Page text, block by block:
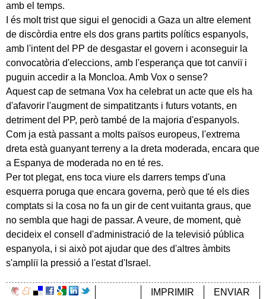
amb el temps.
I és molt trist que sigui el genocidi a Gaza un altre element
de discòrdia entre els dos grans partits polítics espanyols,
amb l'intent del PP de desgastar el govern i aconseguir la
convocatòria d'eleccions, amb l'esperança que tot canviï i
puguin accedir a la Moncloa. Amb Vox o sense?
Aquest cap de setmana Vox ha celebrat un acte que els ha
d'afavorir l'augment de simpatitzants i futurs votants, en
detriment del PP, però també de la majoria d'espanyols.
Com ja està passant a molts països europeus, l'extrema
dreta està guanyant terreny a la dreta moderada, encara que
a Espanya de moderada no en té res.
Per tot plegat, ens toca viure els darrers temps d'una
esquerra poruga que encara governa, però que té els dies
comptats si la cosa no fa un gir de cent vuitanta graus, que
no sembla que hagi de passar. A veure, de moment, què
decideix el consell d'administració de la televisió pública
espanyola, i si això pot ajudar que des d'altres àmbits
s'ampliï la pressió a l'estat d'Israel.
ENVIAR
IMPRIMIR